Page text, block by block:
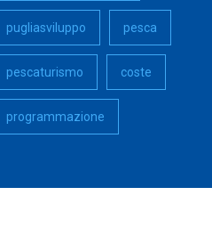
pugliasviluppo pesca
pescaturismo coste
programmazione